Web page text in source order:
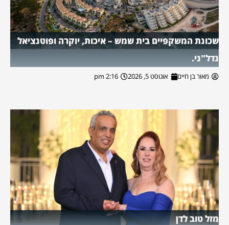
שכונת המשקפיים בית שמש – איכות, יוקרה ופוטנציאל
נדל"ני.
מאור בן חיים אוגוסט 5, 2026 2:16 pm
מזל טוב לדן